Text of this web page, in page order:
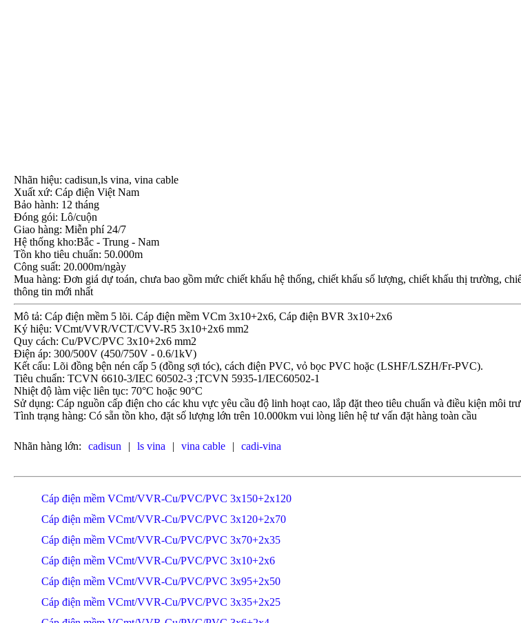
Nhãn hiệu: cadisun,ls vina, vina cable
Xuất xứ: Cáp điện Việt Nam
Bảo hành: 12 tháng
Đóng gói: Lô/cuộn
Giao hàng: Miễn phí 24/7
Hệ thống kho:Bắc - Trung - Nam
Tồn kho tiêu chuẩn: 50.000m
Công suất: 20.000m/ngày
Mua hàng: Đơn giá dự toán, chưa bao gồm mức chiết khấu hệ thống, chiết khấu số lượng, chiết khấu thị trường,
thông tin mới nhất
Mô tả: Cáp điện mềm 5 lõi. Cáp điện mềm VCm 3x10+2x6, Cáp điện BVR 3x10+2x6
Ký hiệu: VCmt/VVR/VCT/CVV-R5 3x10+2x6 mm2
Quy cách: Cu/PVC/PVC 3x10+2x6 mm2
Điện áp: 300/500V (450/750V - 0.6/1kV)
Kết cấu: Lõi đồng bện nén cấp 5 (đồng sợi tóc), cách điện PVC, vỏ bọc PVC hoặc (LSHF/LSZH/Fr-PVC).
Tiêu chuẩn: TCVN 6610-3/IEC 60502-3 ;TCVN 5935-1/IEC60502-1
Nhiệt độ làm việc liên tục: 70°C hoặc 90°C
Sử dụng: Cáp nguồn cấp điện cho các khu vực yêu cầu độ linh hoạt cao, lắp đặt theo tiêu chuẩn và điều kiện môi
Tình trạng hàng: Có sẵn tồn kho, đặt số lượng lớn trên 10.000km vui lòng liên hệ tư vấn đặt hàng toàn cầu
Nhãn hàng lớn: cadisun | ls vina | vina cable | cadi-vina
Cáp điện mềm VCmt/VVR-Cu/PVC/PVC 3x150+2x120
Cáp điện mềm VCmt/VVR-Cu/PVC/PVC 3x120+2x70
Cáp điện mềm VCmt/VVR-Cu/PVC/PVC 3x70+2x35
Cáp điện mềm VCmt/VVR-Cu/PVC/PVC 3x10+2x6
Cáp điện mềm VCmt/VVR-Cu/PVC/PVC 3x95+2x50
Cáp điện mềm VCmt/VVR-Cu/PVC/PVC 3x35+2x25